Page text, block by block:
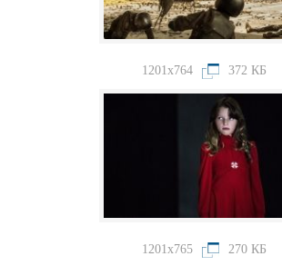
1201x764 372 КБ
1201x765 270 КБ